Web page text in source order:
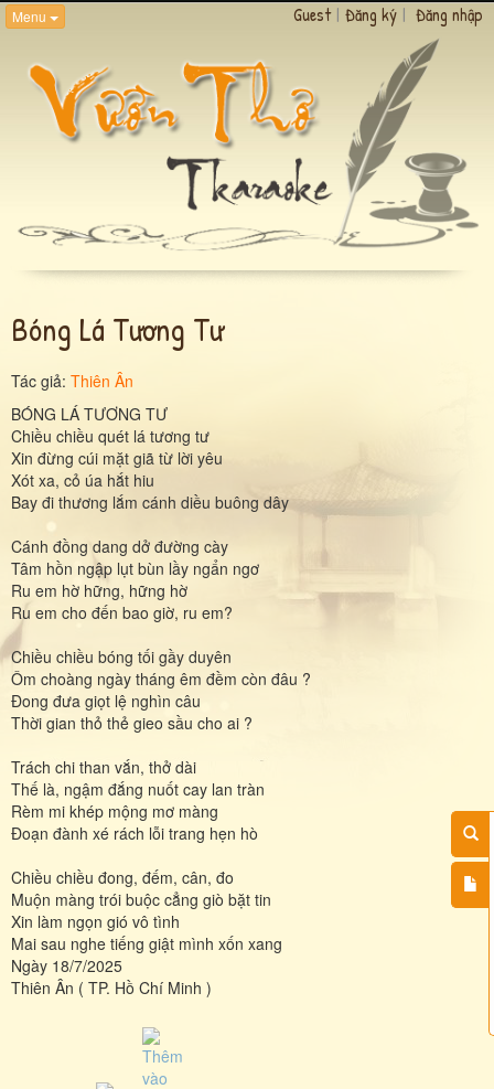
Menu Guest | Đăng ký | Đăng nhập
Bóng Lá Tương Tư
Tác giả: Thiên Ân
BÓNG LÁ TƯƠNG TƯ
Chiều chiều quét lá tương tư
Xin đừng cúi mặt giã từ lời yêu
Xót xa, cỏ úa hắt hiu
Bay đi thương lắm cánh diều buông dây
Cánh đồng dang dở đường cày
Tâm hồn ngập lụt bùn lầy ngẩn ngơ
Ru em hờ hững, hững hờ
Ru em cho đến bao giờ, ru em?
Chiều chiều bóng tối gầy duyên
Ôm choàng ngày tháng êm đềm còn đâu ?
Đong đưa giọt lệ nghìn câu
Thời gian thỏ thẻ gieo sầu cho ai ?
Trách chi than vắn, thở dài
Thế là, ngậm đắng nuốt cay lan tràn
Rèm mi khép mộng mơ màng
Đoạn đành xé rách lỗi trang hẹn hò
Chiều chiều đong, đếm, cân, đo
Muộn màng trói buộc cẳng giò bặt tin
Xin làm ngọn gió vô tình
Mai sau nghe tiếng giật mình xốn xang
Ngày 18/7/2025
Thiên Ân ( TP. Hồ Chí Minh )